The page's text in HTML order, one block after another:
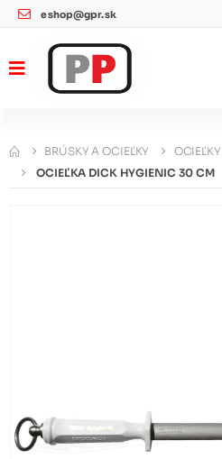
eshop@gpr.sk
BRÚSKY A OCIEĽKY OCIEĽKY
OCIEĽKA DICK HYGIENIC 30 CM